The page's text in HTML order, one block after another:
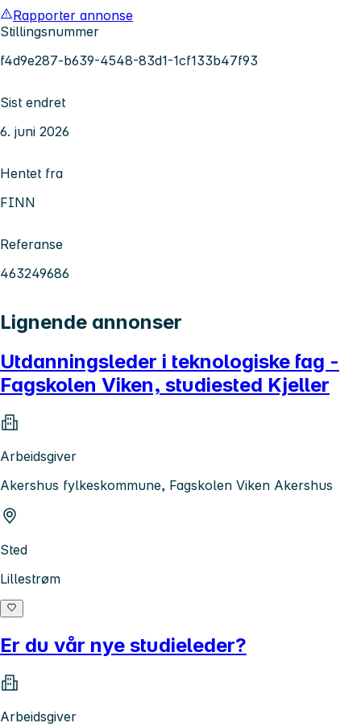
Rapporter annonse
Stillingsnummer
f4d9e287-b639-4548-83d1-1cf133b47f93
Sist endret
6. juni 2026
Hentet fra
FINN
Referanse
463249686
Lignende annonser
Utdanningsleder i teknologiske fag -
Fagskolen Viken, studiested Kjeller
Arbeidsgiver
Akershus fylkeskommune, Fagskolen Viken Akershus
Sted
Lillestrøm
Er du vår nye studieleder?
Arbeidsgiver